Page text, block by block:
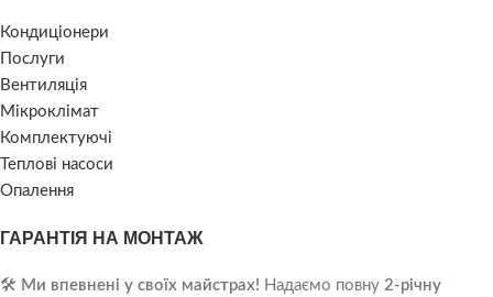
Кондиціонери
Послуги
Вентиляція
Мікроклімат
Комплектуючі
Теплові насоси
Опалення
ГАРАНТІЯ НА МОНТАЖ
🛠️ Ми впевнені у своїх майстрах! Надаємо повну 2-річну